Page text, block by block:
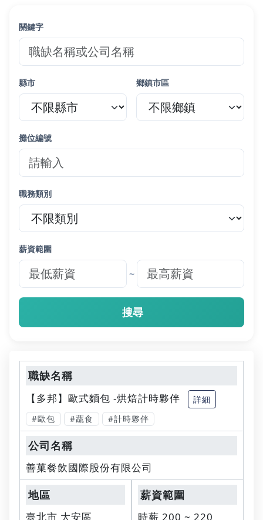
關鍵字
縣市 鄉鎮市區
攤位編號
職務類別
薪資範圍
~
搜尋
【多邦】歐式麵包 -烘焙計時夥伴
詳細
#歐包
#蔬食 #計時夥伴
善菓餐飲國際股份有限公司
臺北市 大安區 時薪 200 ~ 220